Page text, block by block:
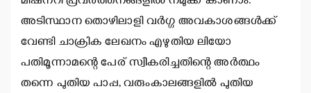
അടിസ്ഥാന തൊഴിലാളി വര്‍ഗ്ഗ അവകാശങ്ങള്‍ക്ക്
വേണ്ടി ചാക്രിക ലേഖനം എഴുതിയ ലിയോ
പതിമൂന്നാമന്റെ പേര് സ്വീകരിച്ചതിന്റെ അര്‍ത്ഥം
തന്നെ പുതിയ പാപ്പ, വരുംകാലങ്ങളില്‍ പുതിയ